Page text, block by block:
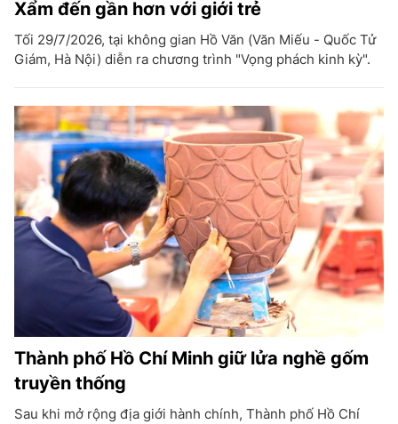
Xẩm đến gần hơn với giới trẻ
Tối 29/7/2026, tại không gian Hồ Văn (Văn Miếu - Quốc Tử
Giám, Hà Nội) diễn ra chương trình "Vọng phách kinh kỳ".
Thành phố Hồ Chí Minh giữ lửa nghề gốm
truyền thống
Sau khi mở rộng địa giới hành chính, Thành phố Hồ Chí